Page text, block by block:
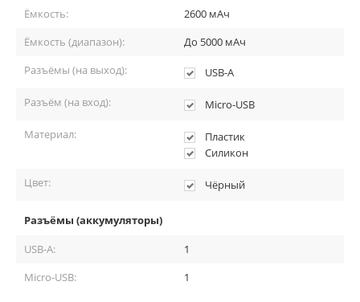
Ёмкость:
2600 мАч
Ёмкость (диапазон):
До 5000 мАч
Разъёмы (на выход):
USB-A
Разъём (на вход): Micro-USB
Материал:
Пластик
Силикон
Цвет: Чёрный
Разъёмы (аккумуляторы)
USB-A:
1
Micro-USB:
1